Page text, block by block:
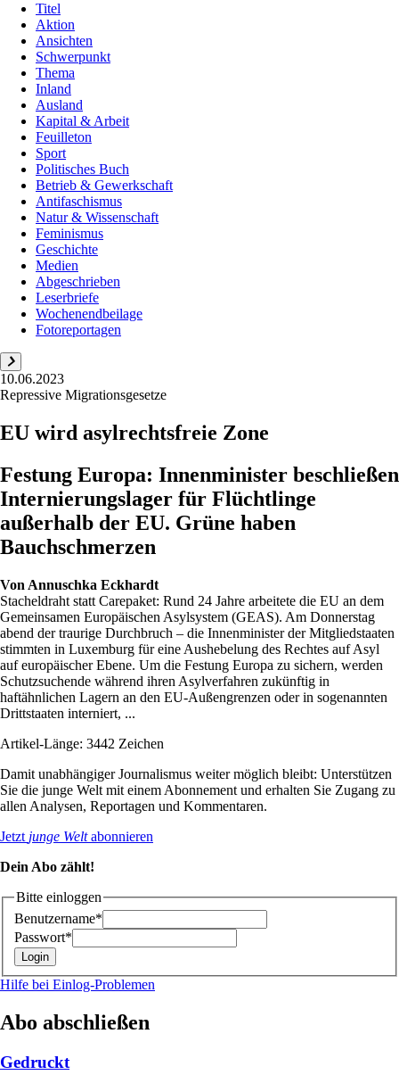
Titel
Aktion
Ansichten
Schwerpunkt
Thema
Inland
Ausland
Kapital & Arbeit
Feuilleton
Sport
Politisches Buch
Betrieb & Gewerkschaft
Antifaschismus
Natur & Wissenschaft
Feminismus
Geschichte
Medien
Abgeschrieben
Leserbriefe
Wochenendbeilage
Fotoreportagen
10.06.2023
Repressive Migrationsgesetze
EU wird asylrechtsfreie Zone
Festung Europa: Innenminister beschließen
Internierungslager für Flüchtlinge
außerhalb der EU. Grüne haben
Bauchschmerzen
Von Annuschka Eckhardt
Stacheldraht statt Carepaket: Rund 24 Jahre arbeitete die EU an dem
Gemeinsamen Europäischen Asylsystem (GEAS). Am Donnerstag
abend der traurige Durchbruch – die Innenminister der Mitgliedstaaten
stimmten in Luxemburg für eine Aushebelung des Rechtes auf Asyl
auf europäischer Ebene. Um die Festung Europa zu sichern, werden
Schutzsuchende während ihren Asylverfahren zukünftig in
haftähnlichen Lagern an den EU-Außengrenzen oder in sogenannten
Drittstaaten interniert, ...
Artikel-Länge: 3442 Zeichen
Damit unabhängiger Journalismus weiter möglich bleibt: Unterstützen
Sie die junge Welt mit einem Abonnement und erhalten Sie Zugang zu
allen Analysen, Reportagen und Kommentaren.
Jetzt junge Weltabonnieren
Dein Abo zählt!
Bitte einloggen
Benutzername*
Passwort*
Hilfe bei Einlog-Problemen
Abo abschließen
Gedruckt